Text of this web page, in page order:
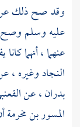
وقد صح ذلك عن
عليه وسلم
عنهما ، أنهما
النجادوغيره ،
بدران، عن
المسور بن مخرمة